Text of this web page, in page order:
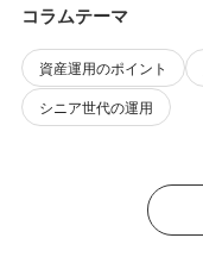
コラムテーマ
資産運用のポイント
シニア世代の運用